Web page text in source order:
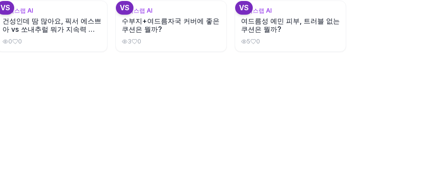
VS
뷰틱스랩 AI
건성인데 땀 많아요, 픽서 에스쁘
아 vs 쏘내추럴 뭐가 지속력 좋
을까?
0 0
VS
뷰틱스랩 AI
수부지+여드름자국 커버에 좋은
쿠션은 뭘까?
3 0
VS
뷰틱스랩 AI
여드름성 예민 피부, 트러블 없는
쿠션은 뭘까?
5 0